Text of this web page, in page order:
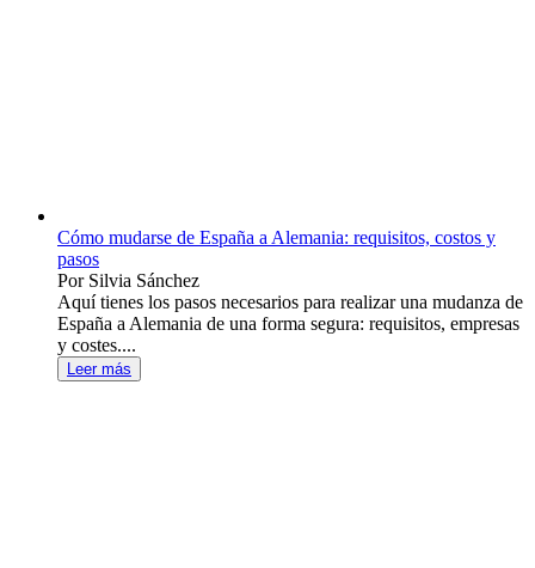
Cómo mudarse de España a Alemania: requisitos, costos y
pasos
Por Silvia Sánchez
Aquí tienes los pasos necesarios para realizar una mudanza de
España a Alemania de una forma segura: requisitos, empresas
y costes....
Leer más